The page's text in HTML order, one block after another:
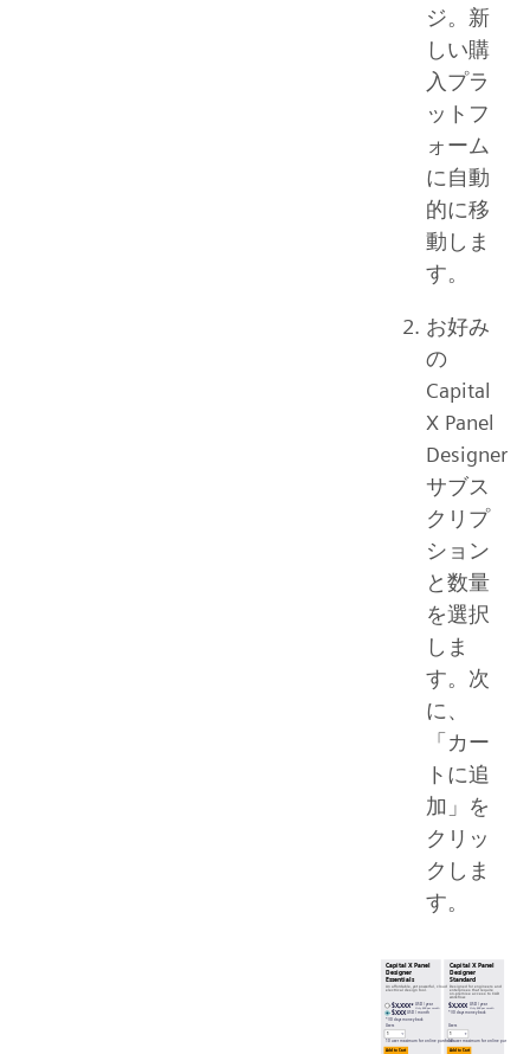
ジ。新
しい購
入プラ
ットフ
ォーム
に自動
的に移
動しま
す。
お好み
の
Capital
X Panel
Designer
サブス
クリプ
ション
と数量
を選択
しま
す。次
に、
「カー
トに追
加」を
クリッ
クしま
す。